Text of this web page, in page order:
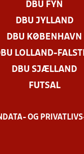
DBU FYN
DBU JYLLAND
DBU KØBENHAVN
LOLLAND-
DBU SJÆLLAND
FUTSAL
OG